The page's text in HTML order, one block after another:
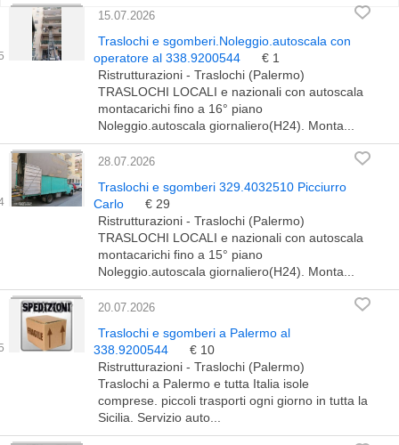
15.07.2026
Traslochi e sgomberi.Noleggio.autoscala con
operatore al 338.9200544
€ 1
Ristrutturazioni - Traslochi (Palermo)
TRASLOCHI LOCALI e nazionali con autoscala
montacarichi fino a 16° piano
Noleggio.autoscala giornaliero(H24). Monta...
28.07.2026
Traslochi e sgomberi 329.4032510 Picciurro
Carlo
€ 29
Ristrutturazioni - Traslochi (Palermo)
TRASLOCHI LOCALI e nazionali con autoscala
montacarichi fino a 15° piano
Noleggio.autoscala giornaliero(H24). Monta...
20.07.2026
Traslochi e sgomberi a Palermo al
338.9200544
€ 10
Ristrutturazioni - Traslochi (Palermo)
Traslochi a Palermo e tutta Italia isole
comprese. piccoli trasporti ogni giorno in tutta la
Sicilia. Servizio auto...